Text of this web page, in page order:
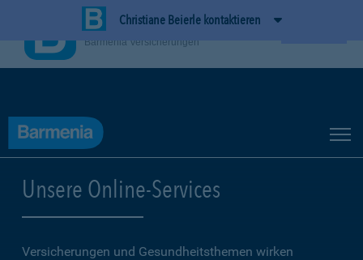
Christiane Beierle kontaktieren
Unsere Online-Services
Versicherungen und Gesundheitsthemen wirken
BarmeniaApp
Barmenia Versicherungen